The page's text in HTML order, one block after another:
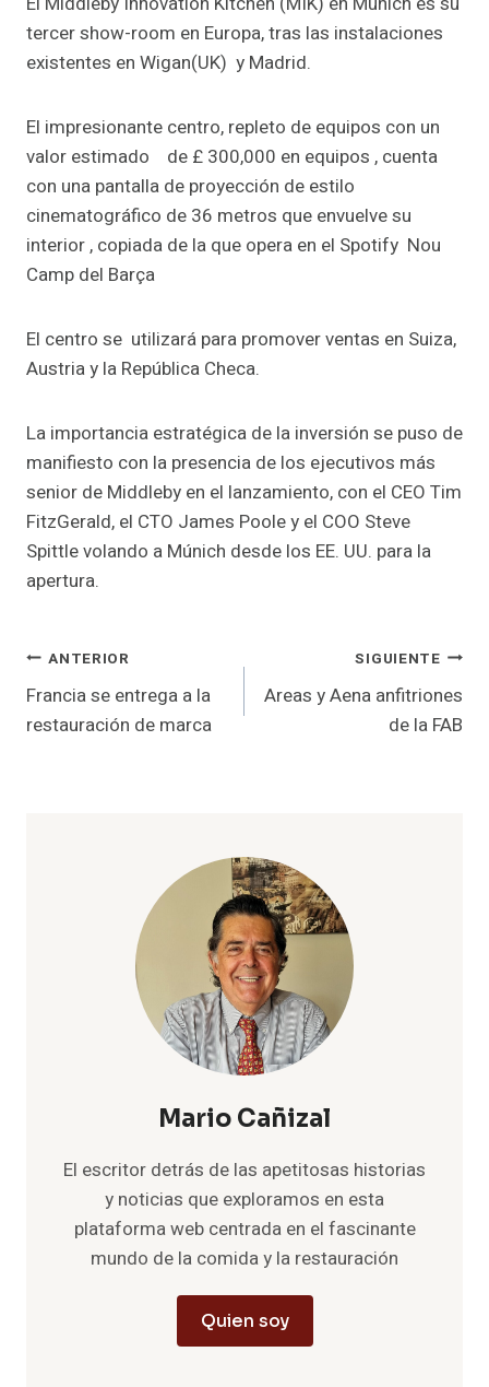
tercer show-room en Europa, tras las instalaciones
existentes en Wigan(UK) y Madrid.
El impresionante centro, repleto de equipos con un
valor estimado de £ 300,000 en equipos , cuenta
con una pantalla de proyección de estilo
cinematográfico de 36 metros que envuelve su
interior , copiada de la que opera en el Spotify Nou
Camp del Barça
El centro se utilizará para promover ventas en Suiza,
Austria y la República Checa.
La importancia estratégica de la inversión se puso de
manifiesto con la presencia de los ejecutivos más
senior de Middleby en el lanzamiento, con el CEO Tim
FitzGerald, el CTO James Poole y el COO Steve
Spittle volando a Múnich desde los EE. UU. para la
apertura.
Navegación
de
ANTERIOR
Francia se entrega a la
restauración de marca
SIGUIENTE
Areas y Aena anfitriones
de la FAB
Mario Cañizal
El escritor detrás de las apetitosas historias
y noticias que exploramos en esta
plataforma web centrada en el fascinante
mundo de la comida y la restauración
Quien soy